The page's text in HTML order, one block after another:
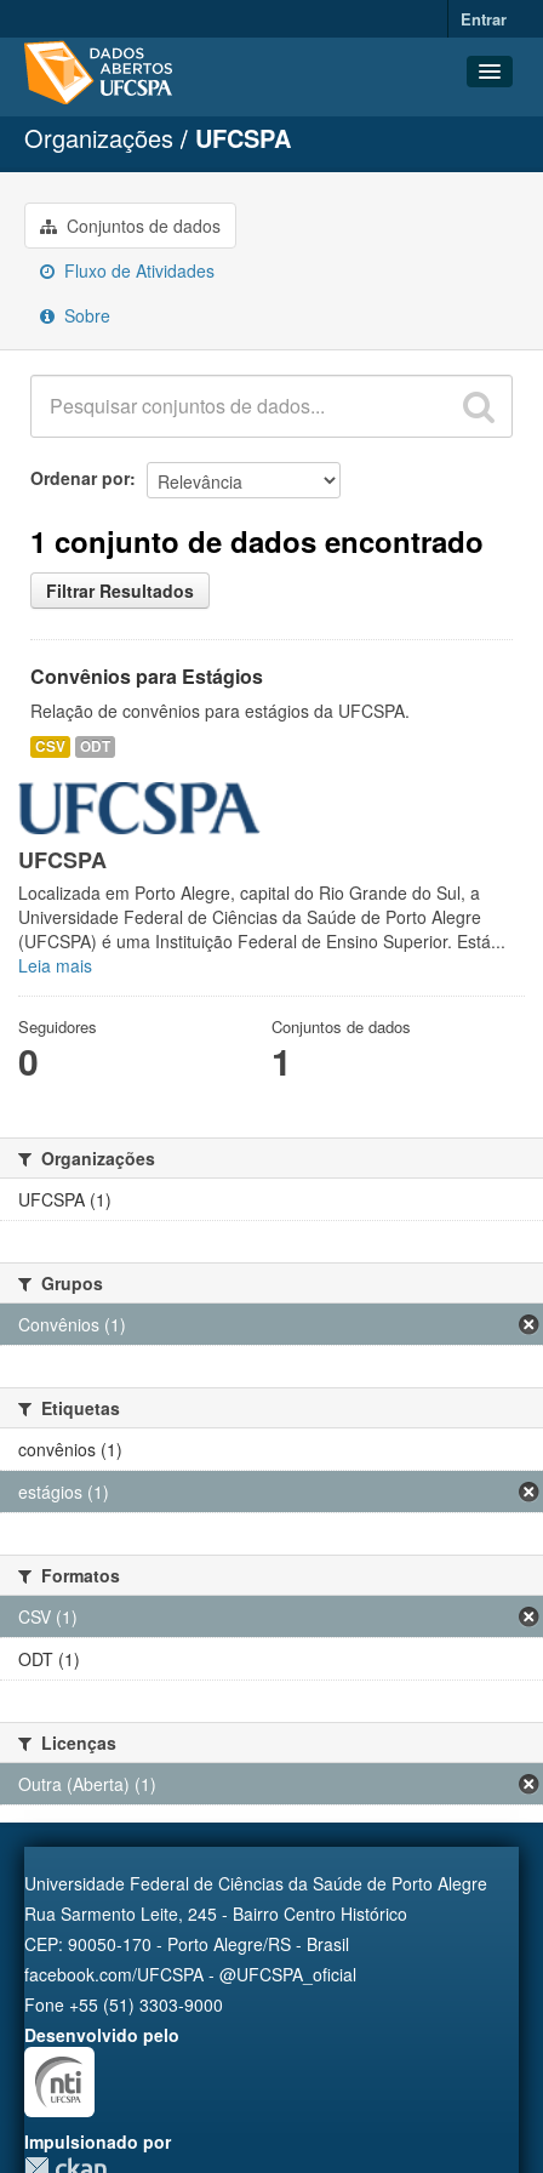
Entrar
Conjuntos de dados
Organizações
Grupos
Sobre
Organizações UFCSPA
Conjuntos de dados
Fluxo de Atividades
Sobre
Ordenar por
1 conjunto de dados encontrado
Filtrar Resultados
Convênios para Estágios
Relação de convênios para estágios da UFCSPA.
CSV ODT
UFCSPA
Localizada em Porto Alegre, capital do Rio Grande do Sul, a
Universidade Federal de Ciências da Saúde de Porto Alegre
(UFCSPA) é uma Instituição Federal de Ensino Superior. Está...
Leia mais
Seguidores
0
Conjuntos de dados
1
Organizações
UFCSPA (1)
Grupos
Convênios (1)
Etiquetas
convênios (1)
estágios (1)
Formatos
CSV (1)
ODT (1)
Licenças
Outra (Aberta) (1)
Universidade Federal de Ciências da Saúde de Porto Alegre
Rua Sarmento Leite, 245 - Bairro Centro Histórico
CEP: 90050-170 - Porto Alegre/RS - Brasil
facebook.com/UFCSPA - @UFCSPA_oficial
Fone +55 (51) 3303-9000
Desenvolvido pelo
Impulsionado por